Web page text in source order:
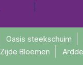
Oasis steekschuim
Zijde Bloemen